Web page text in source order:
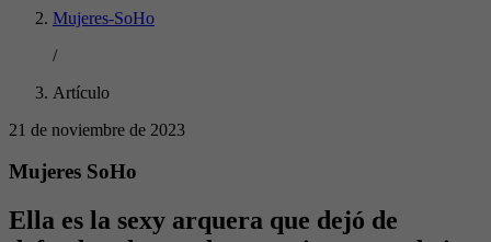
Mujeres-SoHo
/
Artículo
21 de noviembre de 2023
Mujeres SoHo
Ella es la sexy arquera que dejó de